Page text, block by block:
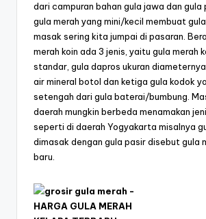
dari campuran bahan gula jawa dan gula
gula merah yang mini/kecil membuat
masak sering kita jumpai di pasaran.
merah koin ada 3 jenis, yaitu gula merah
standar, gula dapros ukuran
air mineral botol dan ketiga gula kodok
setengah dari gula baterai/bumbung.
daerah mungkin berbeda menamakan
seperti di daerah Yogyakarta misalnya
dimasak dengan gula pasir disebut gula
baru.